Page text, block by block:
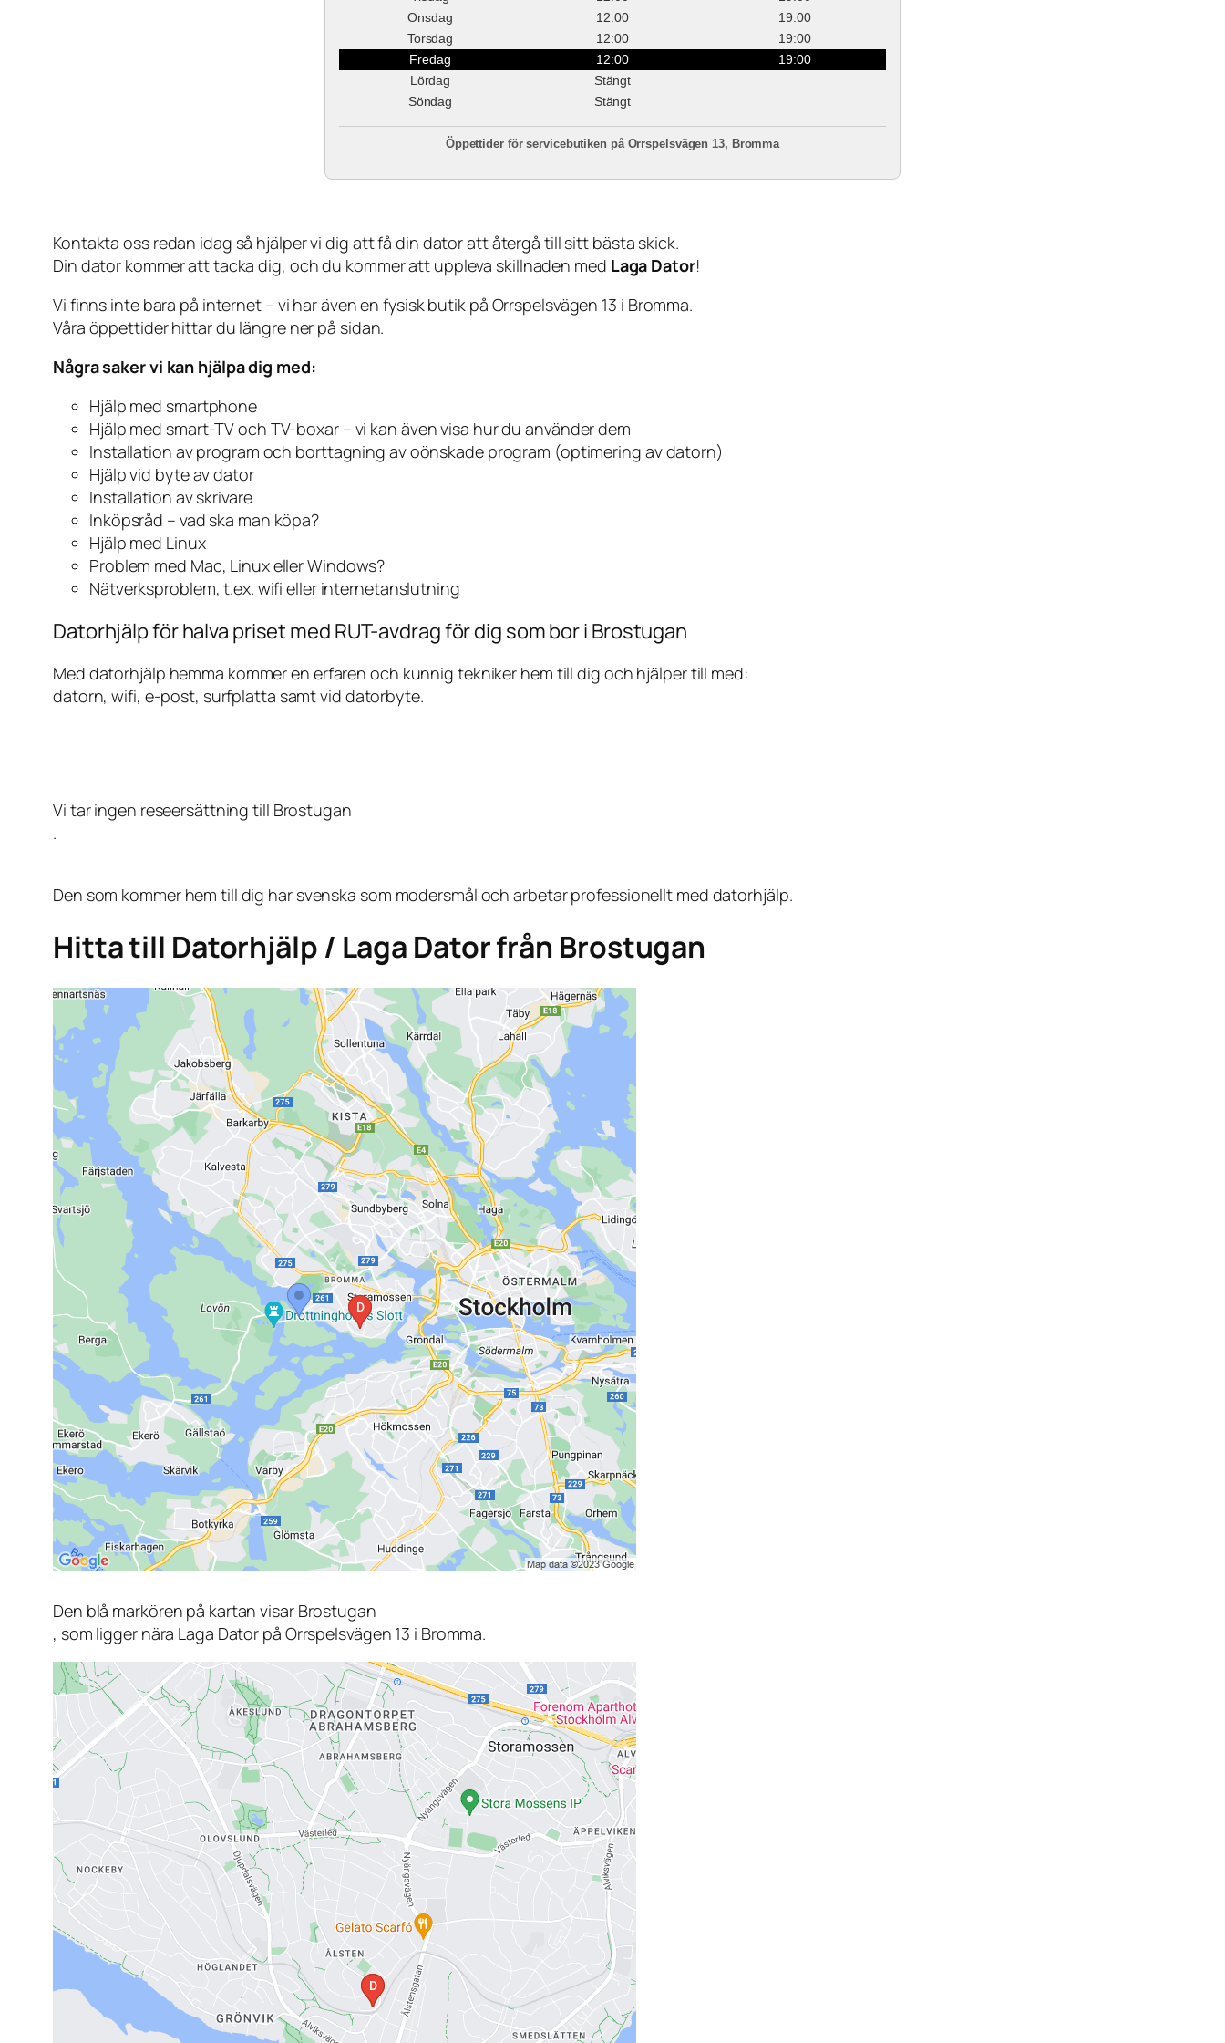
Onsdag
12:00
19:00
Torsdag
12:00
19:00
Fredag
12:00
19:00
Lördag
Stängt
Söndag
Stängt
Öppettider för servicebutiken på Orrspelsvägen 13, Bromma
Kontakta oss redan idag så hjälper vi dig att få din dator att återgå till sitt bästa skick.
Din dator kommer att tacka dig, och du kommer att uppleva skillnaden med Laga Dator!
Vi finns inte bara på internet – vi har även en fysisk butik på Orrspelsvägen 13 i Bromma.
Våra öppettider hittar du längre ner på sidan.
Några saker vi kan hjälpa dig med:
Hjälp med smartphone
Hjälp med smart-TV och TV-boxar – vi kan även visa hur du använder dem
Installation av program och borttagning av oönskade program (optimering av datorn)
Hjälp vid byte av dator
Installation av skrivare
Inköpsråd – vad ska man köpa?
Hjälp med Linux
Problem med Mac, Linux eller Windows?
Nätverksproblem, t.ex. wifi eller internetanslutning
Datorhjälp för halva priset med RUT-avdrag för dig som bor i Brostugan
Med datorhjälp hemma kommer en erfaren och kunnig tekniker hem till dig och hjälper till med:
datorn, wifi, e-post, surfplatta samt vid datorbyte.
Vi tar ingen reseersättning till Brostugan
.
Den som kommer hem till dig har svenska som modersmål och arbetar professionellt med datorhjälp.
Hitta till Datorhjälp / Laga Dator från Brostugan
Den blå markören på kartan visar Brostugan
, som ligger nära Laga Dator på Orrspelsvägen 13 i Bromma.